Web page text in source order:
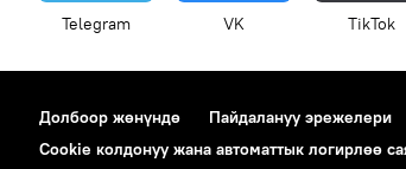
Telegram VK ТikТоk
Долбоор жөнүндө Пайдалануу эрежелери
Cookie колдонуу жана автоматтык логирлөө